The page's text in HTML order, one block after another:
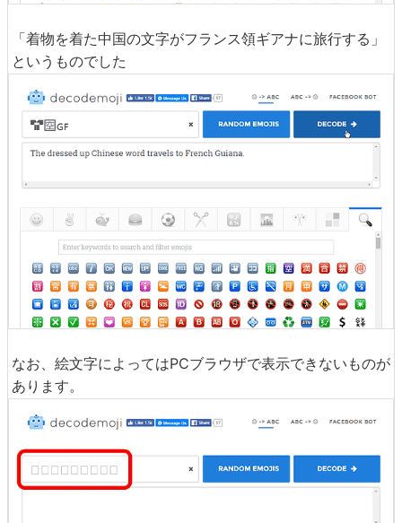
「着物を着た中国の文字がフランス領ギアナに旅行する」
というものでした
なお、絵文字によってはPCブラウザで表示できないものが
あります。